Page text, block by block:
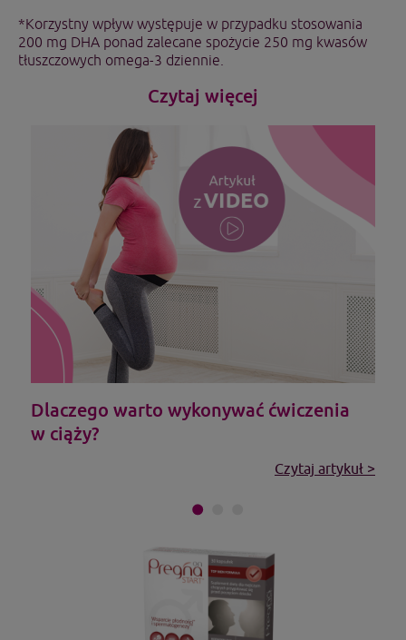
*Korzystny wpływ występuje w przypadku stosowania
200 mg DHA ponad zalecane spożycie 250 mg kwasów
tłuszczowych omega-3 dziennie.
Czytaj więcej
Dlaczego warto wykonywać ćwiczenia
w ciąży?
Czytaj artykuł >